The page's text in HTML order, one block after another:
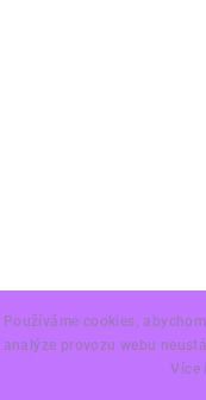
Používáme cookies,
analýze provozu webu
Více